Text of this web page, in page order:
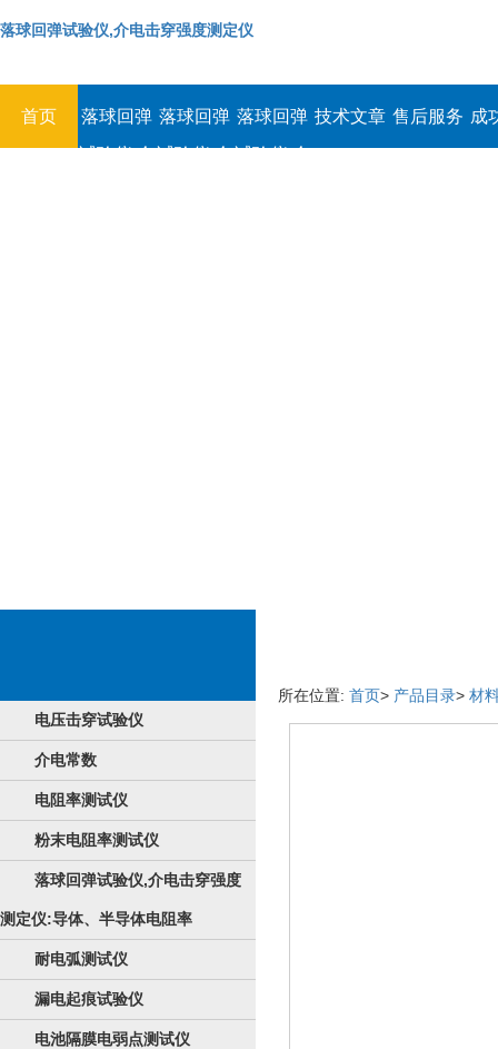
落球回弹试验仪,介电击穿强度测定仪
首页
落球回弹
试验仪,介
落球回弹
试验仪,介
落球回弹
试验仪,介
技术文章 售后服务 成
电压击穿试验仪
介电常数
电阻率测试仪
粉末电阻率测试仪
落球回弹试验仪,介电击穿强度
测定仪:导体、半导体电阻率
耐电弧测试仪
漏电起痕试验仪
电池隔膜电弱点测试仪
所在位置: 首页> 产品目录> 材